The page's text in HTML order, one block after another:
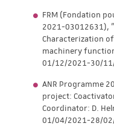
FRM (Fondation
2021-03012631),
Characterization
machinery
01/12/2021-30/
ANR Programme
project:
Coordinator: D.
01/04/2021-28/